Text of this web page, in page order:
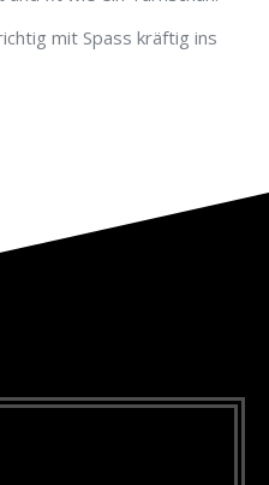
mit Spass kräftig ins